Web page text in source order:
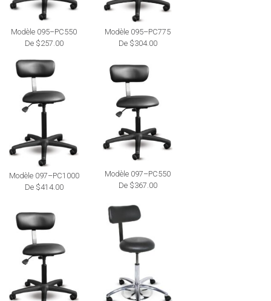
Modèle 095–PC550
De $257.00
Modèle 095–PC775
De $304.00
Modèle 097–PC1000
De $414.00
Modèle 097–PC550
De $367.00